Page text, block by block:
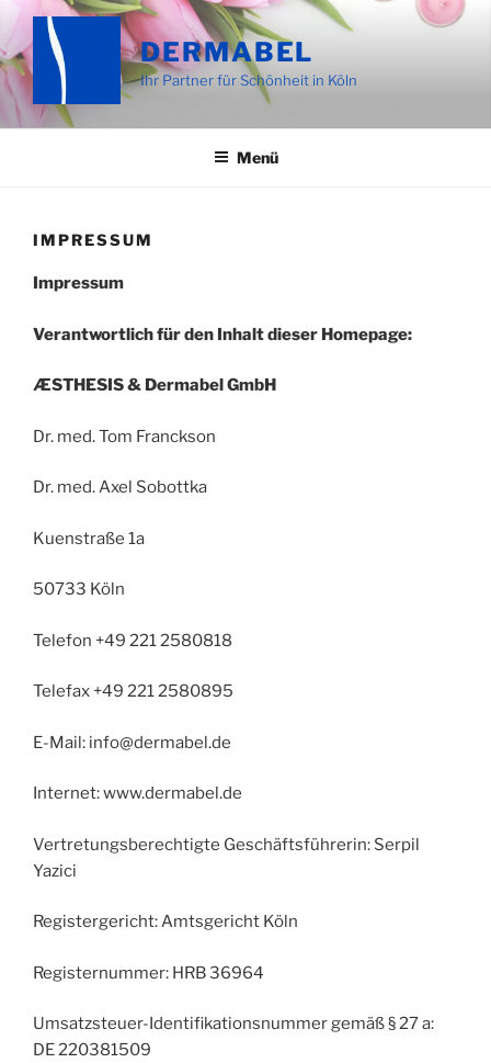
Zum
Inhalt
springen
DERMABEL
Ihr Partner für Schönheit in Köln
Menü
IMPRESSUM
Impressum
Verantwortlich für den Inhalt dieser Homepage:
ÆSTHESIS & Dermabel GmbH
Dr. med. Tom Franckson
Dr. med. Axel Sobottka
Kuenstraße 1a
50733 Köln
Telefon +49 221 2580818
Telefax +49 221 2580895
E-Mail: info@dermabel.de
Internet: www.dermabel.de
Vertretungsberechtigte Geschäftsführerin: Serpil
Yazici
Registergericht: Amtsgericht Köln
Registernummer: HRB 36964
Umsatzsteuer-Identifikationsnummer gemäß § 27 a:
DE 220381509